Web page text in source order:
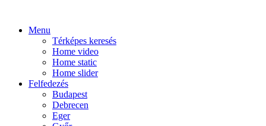
Menu
Térképes keresés
Home video
Home static
Home slider
Felfedezés
Budapest
Debrecen
Eger